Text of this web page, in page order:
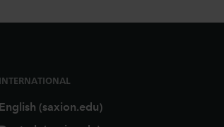
INTERNATIONAL
English (saxion.edu)